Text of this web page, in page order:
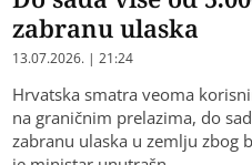
zabranu ulaska
13.07.2026. | 21:24
Hrvatska smatra veoma
na graničnim prelazima, do
zabranu ulaska u zemlju zbog